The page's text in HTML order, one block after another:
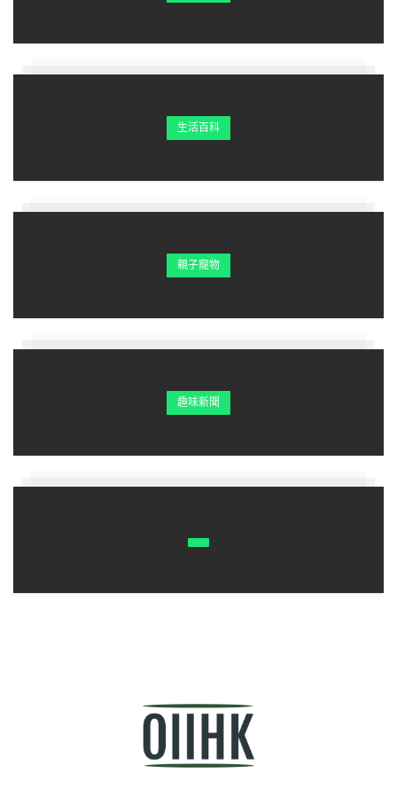
生活百科
親子寵物
趣味新聞